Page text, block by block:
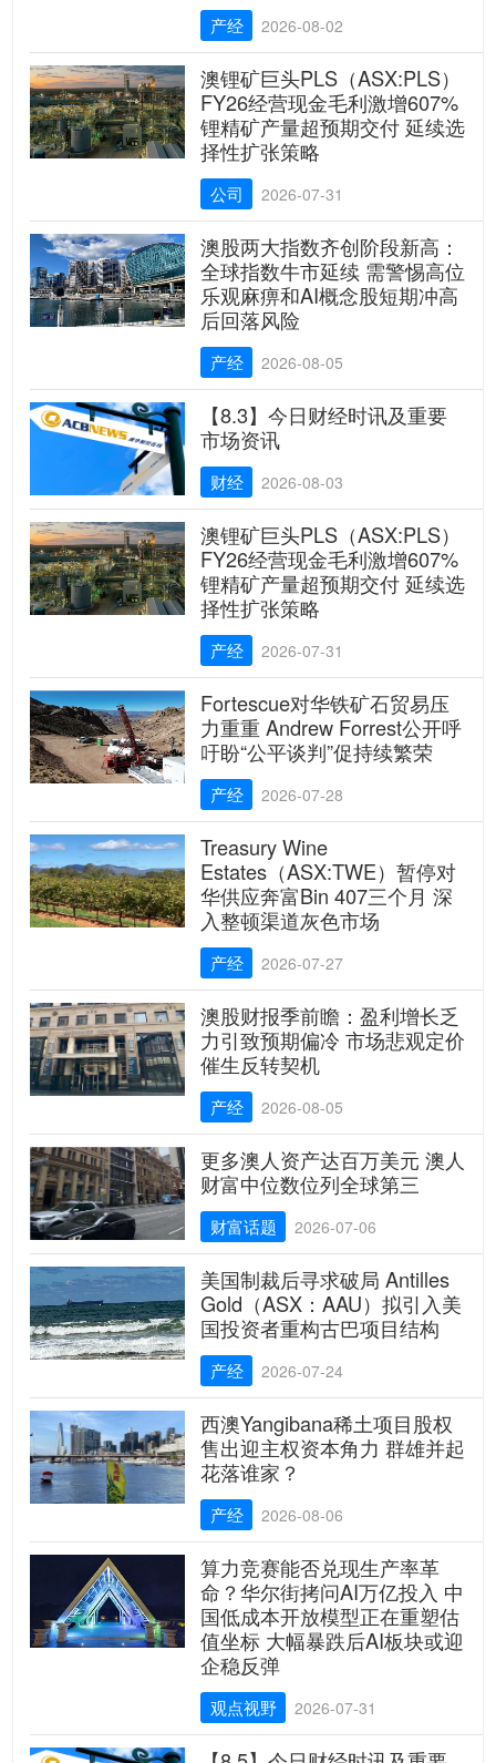
产经 2026-08-02
澳锂矿巨头PLS（ASX:PLS）
FY26经营现金毛利激增607%
锂精矿产量超预期交付 延续选
择性扩张策略
公司 2026-07-31
澳股两大指数齐创阶段新高：
全球指数牛市延续 需警惕高位
乐观麻痹和AI概念股短期冲高
后回落风险
产经 2026-08-05
【8.3】今日财经时讯及重要
市场资讯
财经 2026-08-03
澳锂矿巨头PLS（ASX:PLS）
FY26经营现金毛利激增607%
锂精矿产量超预期交付 延续选
择性扩张策略
产经 2026-07-31
Fortescue对华铁矿石贸易压
力重重 Andrew Forrest公开呼
吁盼“公平谈判”促持续繁荣
产经 2026-07-28
Treasury Wine
Estates（ASX:TWE）暂停对
华供应奔富Bin 407三个月 深
入整顿渠道灰色市场
产经 2026-07-27
澳股财报季前瞻：盈利增长乏
力引致预期偏冷 市场悲观定价
催生反转契机
产经 2026-08-05
更多澳人资产达百万美元 澳人
财富中位数位列全球第三
财富话题 2026-07-06
美国制裁后寻求破局 Antilles
Gold（ASX：AAU）拟引入美
国投资者重构古巴项目结构
产经 2026-07-24
西澳Yangibana稀土项目股权
售出迎主权资本角力 群雄并起
花落谁家？
产经 2026-08-06
算力竞赛能否兑现生产率革
命？华尔街拷问AI万亿投入 中
国低成本开放模型正在重塑估
值坐标 大幅暴跌后AI板块或迎
企稳反弹
观点视野 2026-07-31